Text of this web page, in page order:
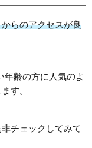
らのアクセスが良
年齢の方に人気のよ
す。
チェックしてみて